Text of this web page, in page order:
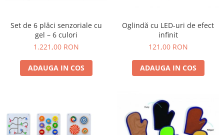
Cuburi și cărămizi
Instrumente muzicale
Jucarii de constructii
Puzzle
Dezvoltare cognitiva
Dezvoltare psihomotrica
Dezvoltare proprioceptiva
Set de 6 plăci senzoriale cu
gel – 6 culori
1.221,00 RON
ADAUGA IN COS
Oglindă cu LED-uri de efect
infinit
121,00 RON
ADAUGA IN COS